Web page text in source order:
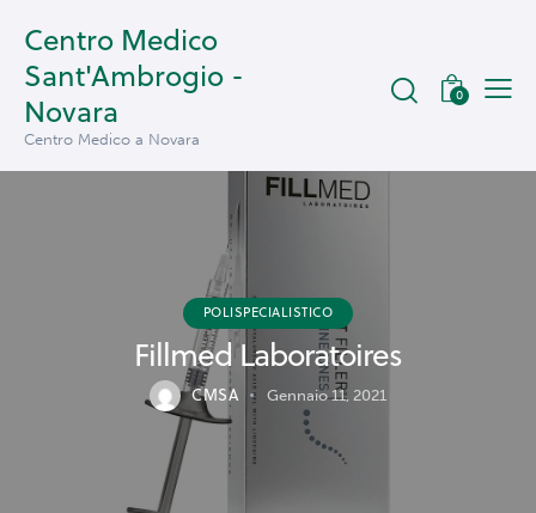
Centro Medico
Sant'Ambrogio -
Novara
Centro Medico a Novara
0
POLISPECIALISTICO
Fillmed Laboratoires
CMSA Gennaio 11, 2021